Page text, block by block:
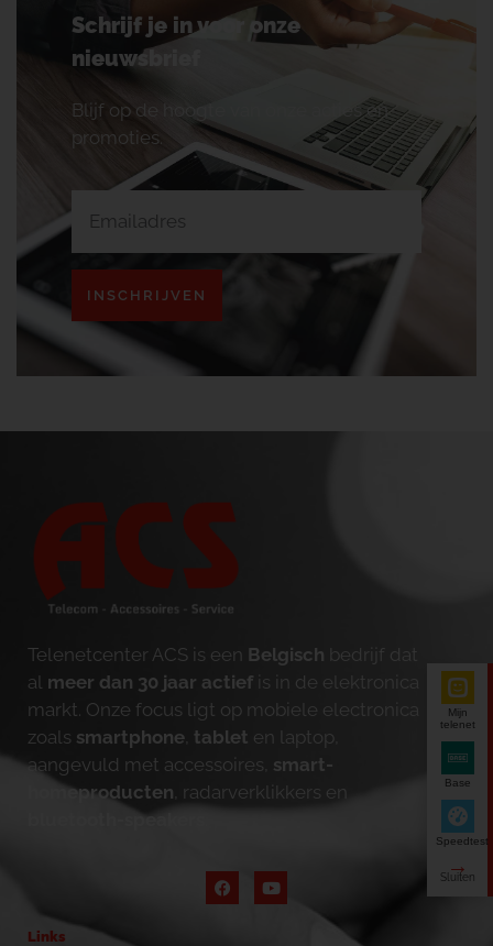
Schrijf je in voor onze
nieuwsbrief
Blijf op de hoogte van onze acties en
promoties.
INSCHRIJVEN
Telenetcenter ACS is een Belgisch bedrijf dat
al meer dan 30 jaar actief is in de elektronica
markt. Onze focus ligt op mobiele electronica
zoals smartphone tablet en laptop,
aangevuld met accessoires, smart-
homeproducten , radarverklikkers en
bluetooth-speakers
Links
Mijn
telenet
Base
Speedtest